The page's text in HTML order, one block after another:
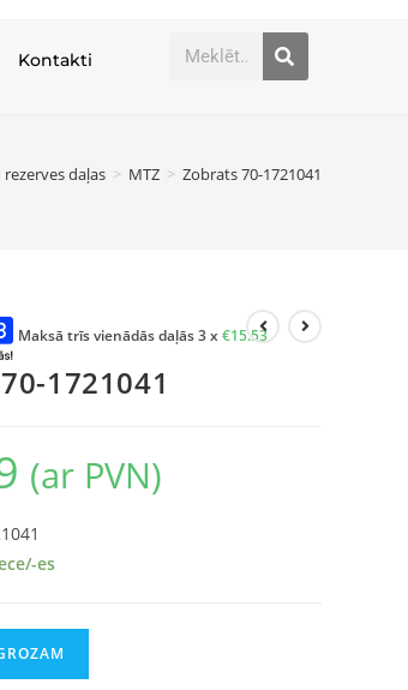
Kontakti
daļas > MTZ > Zobrats 70-1721041
Maksā trīs vienādās daļās 3 x€15.53
1721041
(ar PVN)
es